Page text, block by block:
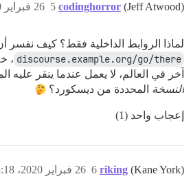
codinghorror (Jeff Atwood) 26 فبراير 2020، 3:16ص 5
لماذا الروابط الداخلية فقط؟ كيف نفسر
discourse.example.org/go/there ،
آخر في العالم، لا يعمل عندما ينقر
النسخة المحددة من ديسكورد؟
إعجاب واحد (1)
riking (Kane York) 26 فبراير 2020، 3:18ص 6